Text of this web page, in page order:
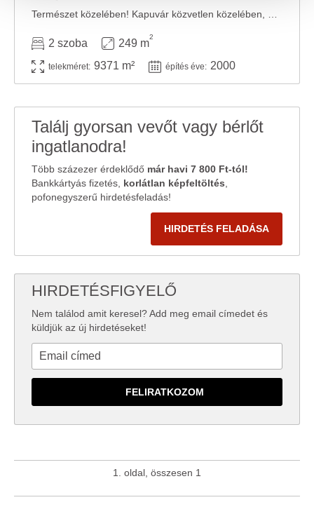
adatait, akik kombinálhatják az adatokat más olyan
adatokkal, amelyeket Ön adott meg számukra vagy az
Ön által használt más szolgáltatásokból gyűjtöttek.
2 szoba 249 m
2
telekméret: 9371 m² építés éve: 2000
Találj gyorsan vevőt vagy bérlőt
ingatlanodra!
Több százezer érdeklődő már havi 7 800 Ft-tól!
Bankkártyás fizetés, korlátlan képfeltöltés
pofonegyszerű hirdetésfeladás!
HIRDETÉS FELADÁSA
HIRDETÉSFIGYELŐ
Nem találod amit keresel? Add meg email címedet és
küldjük az új hirdetéseket!
1. oldal, összesen 1